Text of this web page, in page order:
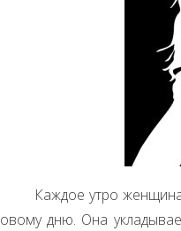
Каждое утро
дню. Она